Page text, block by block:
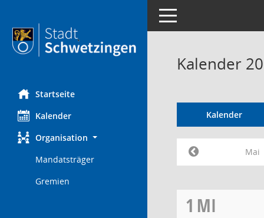
Startseite
Kalender
Organisation
Mandatsträger
Gremien
Toggle navigation
Kalender
Kalender
Mai
1 MI